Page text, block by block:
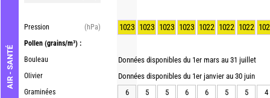
AIR - SANTÉ
Pression
(hPa)
Pollen (grains/m³) :
Bouleau
Olivier
Graminées
1023 1023 1023 1023 1022 1022 1022
Données disponibles du 1er mars au 31 juillet
Données disponibles du 1er janvier au 30 juin
6
5 5 6 6 5 5
4